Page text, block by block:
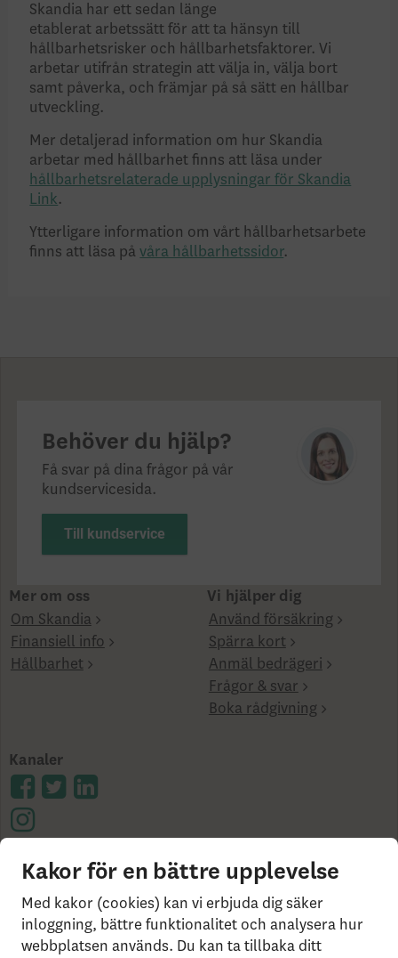
Skandia har ett sedan länge
etablerat arbetssätt för att ta hänsyn till
hållbarhetsrisker och hållbarhetsfaktorer. Vi
arbetar utifrån strategin att välja in, välja bort
samt påverka, och främjar på så sätt en hållbar
utveckling.
Mer detaljerad information om hur Skandia
arbetar med hållbarhet finns att läsa under
hållbarhetsrelaterade upplysningar för Skandia
Link.
Ytterligare information om vårt hållbarhetsarbete
finns att läsa påvåra hållbarhetssidor.
Behöver du hjälp?
Få svar på dina frågor på vår
kundservicesida.
Till kundservice
Mer om oss
Om Skandia
Finansiell info
Hållbarhet
Vi hjälper dig
Använd försäkring
Spärra kort
Anmäl bedrägeri
Frågor & svar
Boka rådgivning
Kanaler
Cookies på skandia.se
Tillgänglighet
Användarvillkor
Ångerrätt och distansavtal
utanför Sverige?
Statlig insättningsgaranti &
investerar­skydd
Så behandlar vi dina personuppgifter
Kakor för en bättre upplevelse
Med kakor (cookies) kan vi erbjuda dig säker
inloggning, bättre funktionalitet och analysera hur
webbplatsen används. Du kan ta tillbaka ditt